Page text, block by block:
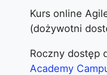
Kurs online
(dożywotni
Roczny dostęp
Academy